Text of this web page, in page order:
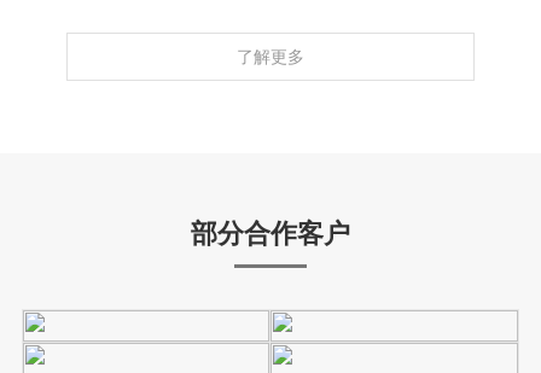
了解更多
部分合作客户